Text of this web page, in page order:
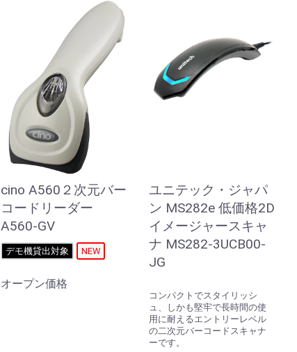
cino A560２次元バー
コードリーダー
A560-GV
デモ機貸出対象 NEW
オープン価格
ユニテック・ジャパ
ン MS282e 低価格2D
イメージャースキャ
ナ MS282-3UCB00-
JG
コンパクトでスタイリッシ
ュ、しかも堅牢で長時間の使
用に耐えるエントリーレベル
の二次元バーコードスキャナ
ーです。